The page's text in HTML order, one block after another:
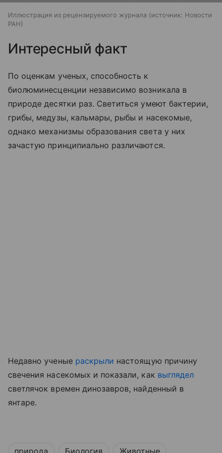
Иллюстрация из рецензируемого журнала источник: Новости
РАН
Интересный факт
По оценкам ученых, способность к
биолюминесценции независимо возникала в
природе десятки раз. Светиться умеют бактерии,
грибы, медузы, кальмары, рыбы и насекомые,
однако механизмы образования света у них
зачастую принципиально различаются.
Недавно ученые раскрыли настоящую причину
свечения насекомых и показали, как выглядел
светлячок времен динозавров, найденный в
янтаре.
природа Биология Животные